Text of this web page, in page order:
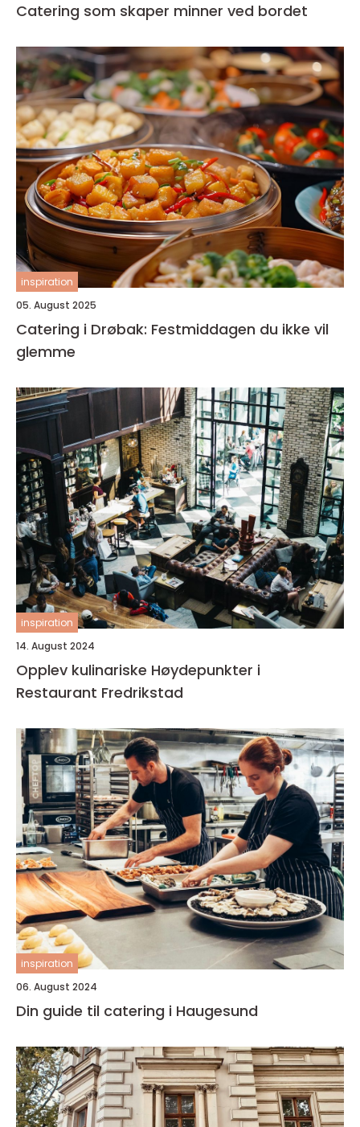
Catering som skaper minner ved bordet
inspiration
05. August 2025
Catering i Drøbak: Festmiddagen du ikke vil
glemme
inspiration
14. August 2024
Opplev kulinariske Høydepunkter i
Restaurant Fredrikstad
inspiration
06. August 2024
Din guide til catering i Haugesund